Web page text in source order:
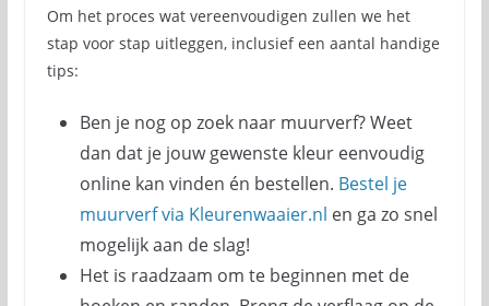
Om het proces wat vereenvoudigen zullen we het
stap voor stap uitleggen, inclusief een aantal handige
tips:
Ben je nog op zoek naar muurverf? Weet
dan dat je jouw gewenste kleur eenvoudig
online kan vinden én bestellen. Bestel je
muurverf via Kleurenwaaier.nl en ga zo snel
mogelijk aan de slag!
Het is raadzaam om te beginnen met de